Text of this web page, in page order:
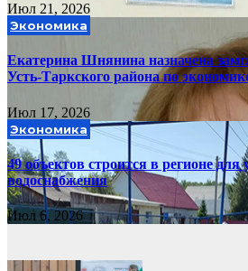
Июл 21, 2026
Экономика
Екатерина Шнянина назначена
Усть-Таркского района по
Июл 17, 2026
Экономика
49 объектов строится в регионе
водоснабжения
Июл 6, 2026